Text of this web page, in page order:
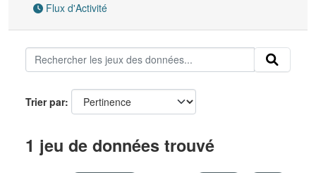
Flux d'Activité
Trier par
1 jeu de données trouvé